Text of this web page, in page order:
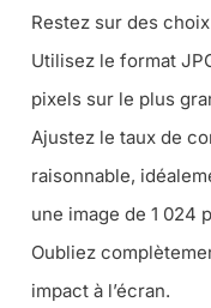
Restez sur des
Utilisez le format
pixels sur le plus
Ajustez le taux de
raisonnable,
une image de 1 024
Oubliez
impact à l’écran.